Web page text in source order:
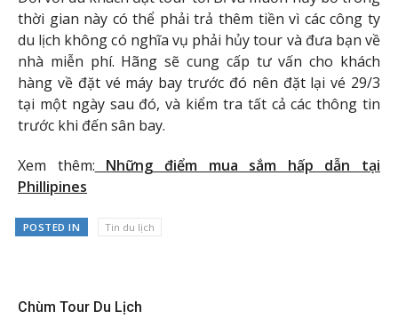
thời gian này có thể phải trả thêm tiền vì các công ty
du lịch không có nghĩa vụ phải hủy tour và đưa bạn về
nhà miễn phí. Hãng sẽ cung cấp tư vấn cho khách
hàng về đặt vé máy bay trước đó nên đặt lại vé 29/3
tại một ngày sau đó, và kiểm tra tất cả các thông tin
trước khi đến sân bay.
Xem thêm: Những điểm mua sắm hấp dẫn tại
Phillipines
POSTED IN Tin du lịch
Chùm Tour Du Lịch